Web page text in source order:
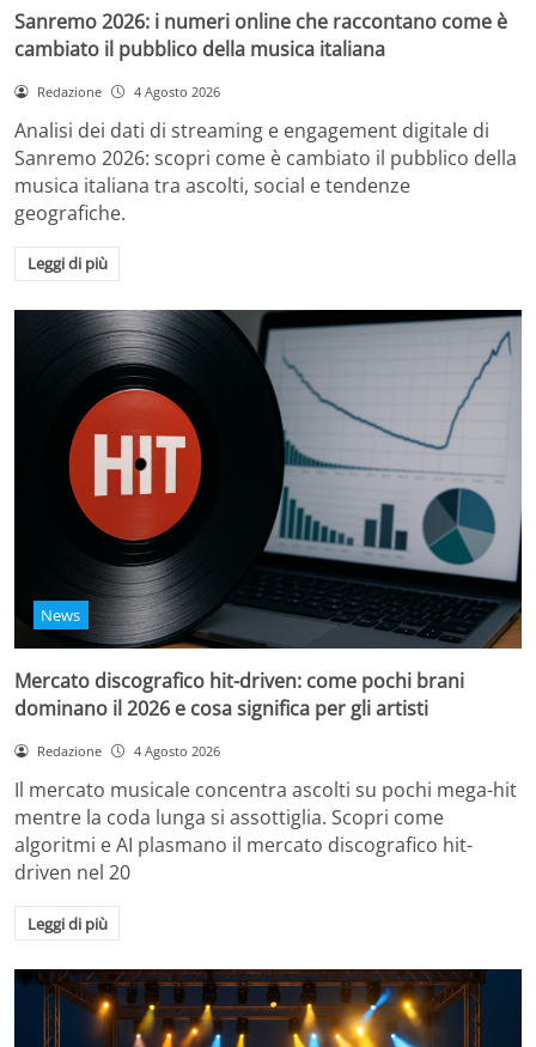
Sanremo 2026: i numeri online che raccontano come è
cambiato il pubblico della musica italiana
Redazione 4 Agosto 2026
Analisi dei dati di streaming e engagement digitale di
Sanremo 2026: scopri come è cambiato il pubblico della
musica italiana tra ascolti, social e tendenze
geografiche.
Leggi di più
News
Mercato discografico hit-driven: come pochi brani
dominano il 2026 e cosa significa per gli artisti
Redazione 4 Agosto 2026
Il mercato musicale concentra ascolti su pochi mega-hit
mentre la coda lunga si assottiglia. Scopri come
algoritmi e AI plasmano il mercato discografico hit-
driven nel 20
Leggi di più